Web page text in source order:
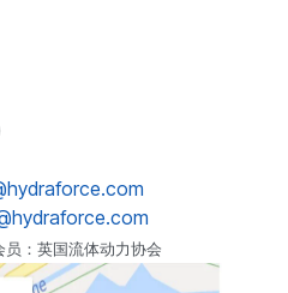
员：英国流体动力协会